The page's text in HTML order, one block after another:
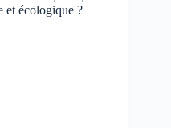
et écologique ?